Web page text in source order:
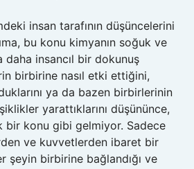
insan tarafının düşüncelerini
bu konu kimyanın soğuk ve
daha insancıl bir dokunuş
birbirine nasıl etki ettiğini,
ya da bazen birbirlerinin
yarattıklarını düşününce,
bir konu gibi gelmiyor. Sadece
ve kuvvetlerden ibaret bir
şeyin birbirine bağlandığı ve